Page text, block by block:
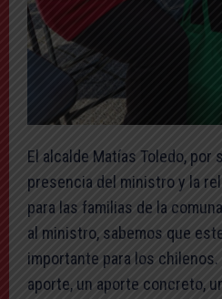
El alcalde Matías Toledo, por
presencia del ministro y la
para las familias de la
al ministro, sabemos que
importante para los
aporte, un aporte concreto,